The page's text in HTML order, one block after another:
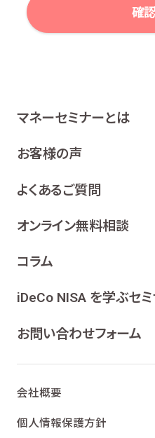
当社は、お客様の個人情報
当社は、個人情報等の保護
イン及び、所属金融商品取
個人情報保護方針を遵守い
2 利用目的
当社は、お客様の同意
必要な範囲内でお客様
ンケート、各種情
グ及びこれらに付
当社が取り扱う生
金融商品仲介業に
確
マネーセミナーとは
お客様の声
よくあるご質問
オンライン無料相談
コラム
iDeCo NISA を学ぶセ
お問い合わせフォーム
会社概要
個人情報保護方針